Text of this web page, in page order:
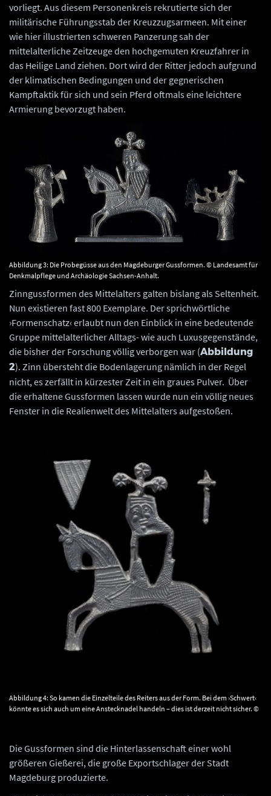
vorliegt. Aus diesem Personenkreis rekrutierte sich der
militärische Führungsstab der Kreuzzugsarmeen. Mit einer
wie hier illustrierten schweren Panzerung sah der
mittelalterliche Zeitzeuge den hochgemuten Kreuzfahrer in
das Heilige Land ziehen. Dort wird der Ritter jedoch aufgrund
der klimatischen Bedingungen und der gegnerischen
Kampftaktik für sich und sein Pferd oftmals eine leichtere
Armierung bevorzugt haben.
Abbildung 3: Die Probegüsse aus den Magdeburger Gussformen. © Landesamt für
Denkmalpflege und Archäologie Sachsen-Anhalt.
Zinngussformen des Mittelalters galten bislang als Seltenheit.
Nun existieren fast 800 Exemplare. Der sprichwörtliche
›Formenschatz‹ erlaubt nun den Einblick in eine bedeutende
Gruppe mittelalterlicher Alltags- wie auch Luxusgegenstände,
die bisher der Forschung völlig verborgen war (Abbildung
2). Zinn übersteht die Bodenlagerung nämlich in der Regel
nicht, es zerfällt in kürzester Zeit in ein graues Pulver. Über
die erhaltene Gussformen lassen wurde nun ein völlig neues
Fenster in die Realienwelt des Mittelalters aufgestoßen.
Abbildung 4: So kamen die Einzelteile des Reiters aus der Form. Bei dem ›Schwert‹
könnte es sich auch um eine Anstecknadel handeln – dies ist derzeit nicht sicher. ©
Die Gussformen sind die Hinterlassenschaft einer wohl
größeren Gießerei, die große Exportschlager der Stadt
Magdeburg produzierte.